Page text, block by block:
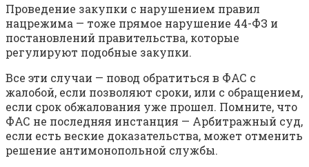
Проведение закупки с нарушением правил
нацрежима — тоже прямое нарушение 44-ФЗ и
постановлений правительства, которые
регулируют подобные закупки.
Все эти случаи — повод обратиться в ФАС с
жалобой, если позволяют сроки, или с обращением,
если срок обжалования уже прошел. Помните, что
ФАС не последняя инстанция — Арбитражный суд,
если есть веские доказательства, может отменить
решение антимонопольной службы.